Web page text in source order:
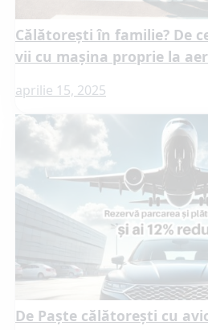
Călătorești în familie? De
vii cu mașina proprie la
aprilie 15, 2025
De Paște călătorești cu